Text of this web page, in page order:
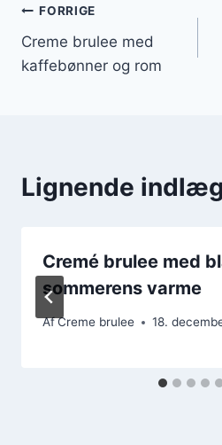
FORRIGE
Creme brulee med
kaffebønner og rom
Lignende indlæg
Cremé brulee med
sommerens varme
AfCreme brulee 18.